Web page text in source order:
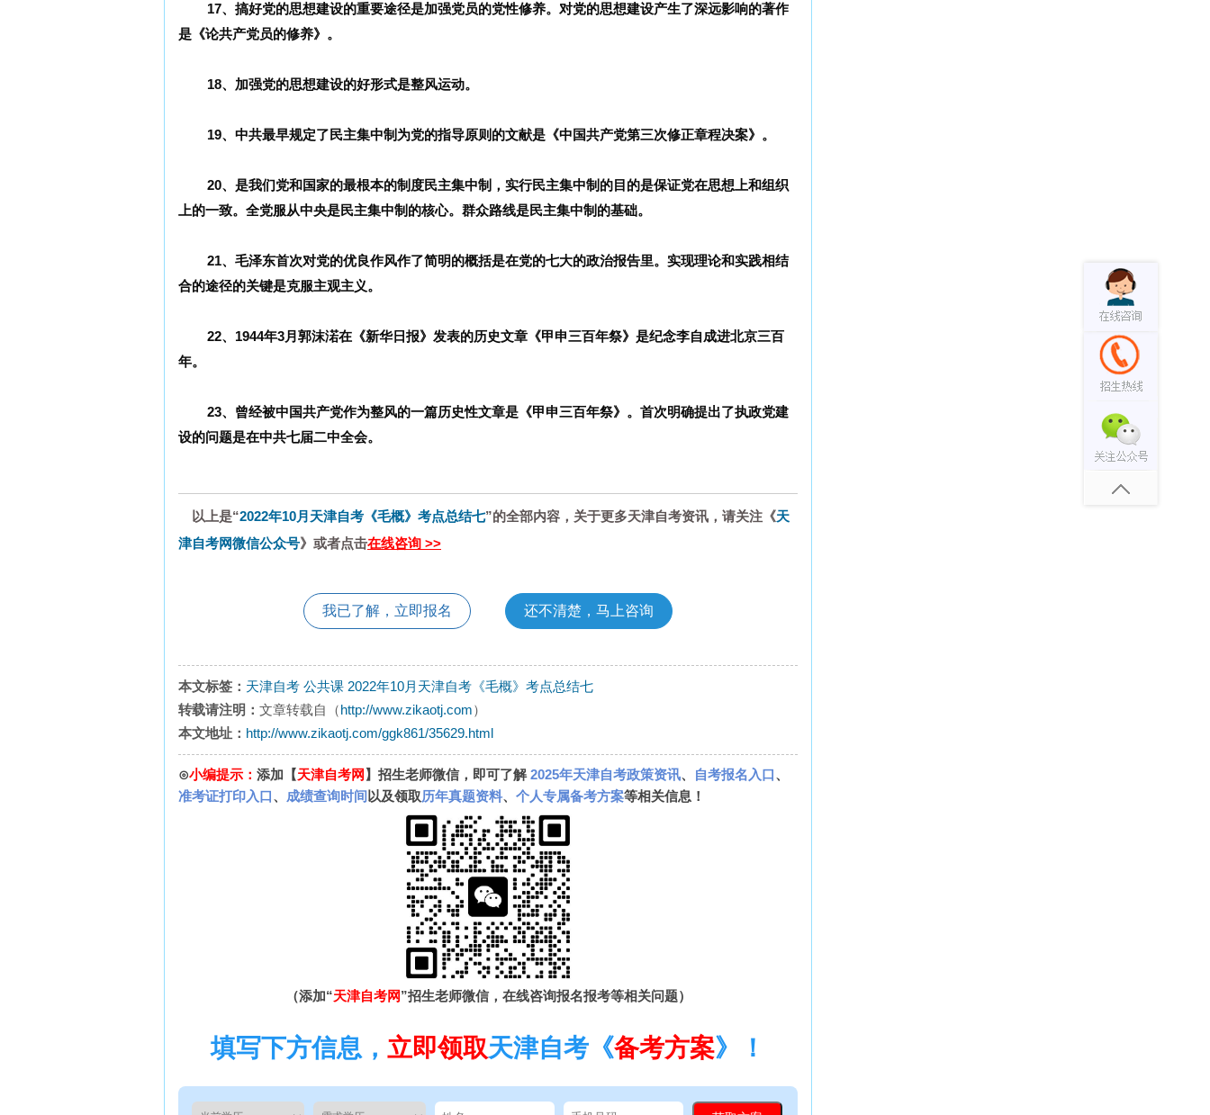
17、搞好党的思想建设的重要途径是加强党员的党性修养。对党的思想建设产生了深远影响的著作
是《论共产党员的修养》。
18、加强党的思想建设的好形式是整风运动。
19、中共最早规定了民主集中制为党的指导原则的文献是《中国共产党第三次修正章程决案》。
20、是我们党和国家的最根本的制度民主集中制，实行民主集中制的目的是保证党在思想上和组织
上的一致。全党服从中央是民主集中制的核心。群众路线是民主集中制的基础。
21、毛泽东首次对党的优良作风作了简明的概括是在党的七大的政治报告里。实现理论和实践相结
合的途径的关键是克服主观主义。
22、1944年3月郭沫渃在《新华日报》发表的历史文章《甲申三百年祭》是纪念李自成进北京三百
年。
23、曾经被中国共产党作为整风的一篇历史性文章是《甲申三百年祭》。首次明确提出了执政党建
设的问题是在中共七届二中全会。
以上是“2022年10月天津自考《毛概》考点总结七”的全部内容，关于更多天津自考资讯，请关注《天
津自考网微信公众号》或者点击在线咨询 >>
我已了解，立即报名 还不清楚，马上咨询
本文标签： 天津自考 公共课 2022年10月天津自考《毛概》考点总结七
转载请注明： 文章转载自（http://www.zikaotj.com）
本文地址： http://www.zikaotj.com/ggk861/35629.html
⊙小编提示： 添加【天津自考网 】招生老师微信，即可了解2025年天津自考政策资讯、 自考报名入口、
准考证打印入口、 成绩查询时间 以及领取历年真题资料、 个人专属备考方案等相关信息！
（添加“天津自考网”招生老师微信，在线咨询报名报考等相关问题）
填写下方信息， 立即领取天津自考《备考方案》！